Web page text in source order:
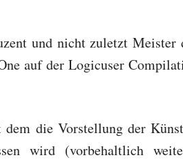
und nicht zuletzt Meister
auf der Logicuser
die Vorstellung der
wird (vorbehaltlich